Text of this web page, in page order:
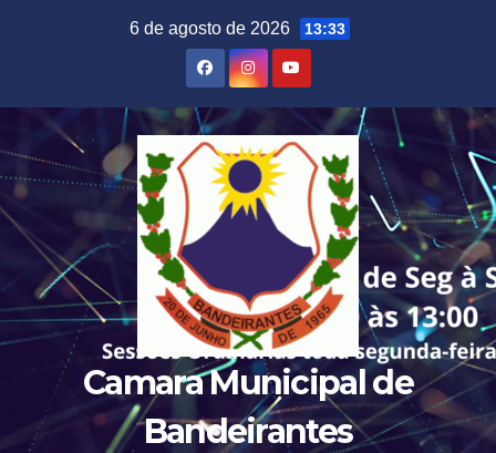
6 de agosto de 2026 13:33
Camara Municipal de
Bandeirantes